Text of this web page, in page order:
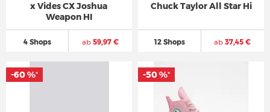
x Vides CX Joshua
Weapon HI
4 Shops ab59,97 €
Chuck Taylor All Star Hi
12 Shops ab 37,45 €
-60 %* -50 %*